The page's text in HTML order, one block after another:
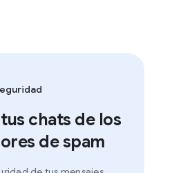
chats de los
de spam